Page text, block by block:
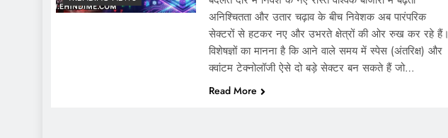
अनिश्चितता और उतार चढ़ाव के बीच निवेशक अब पारंपरिक
सेक्टरों से हटकर नए और उभरते क्षेत्रों की ओर रुख कर रहे हैं।
विशेषज्ञों का मानना है कि आने वाले समय में स्पेस (अंतरिक्ष) और
क्वांटम टेक्नोलॉजी ऐसे दो बड़े सेक्टर बन सकते हैं जो…
Read More